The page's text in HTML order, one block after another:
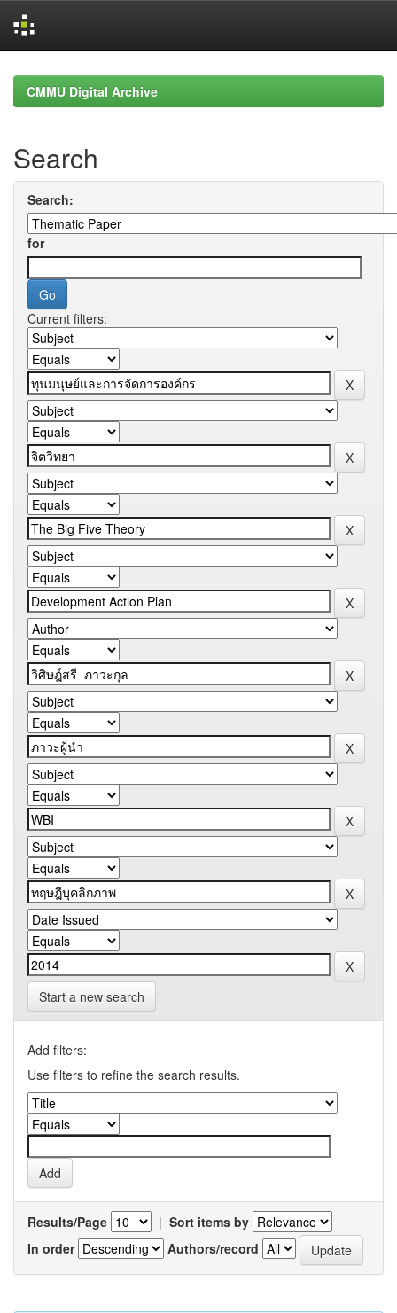
navigationCMMU Digital Archive
Search
Search:
for
Current filters:
Start a new search
Add filters:
Use filters to refine the search results.
Results/Page | Sort items by
In order
Authors/record